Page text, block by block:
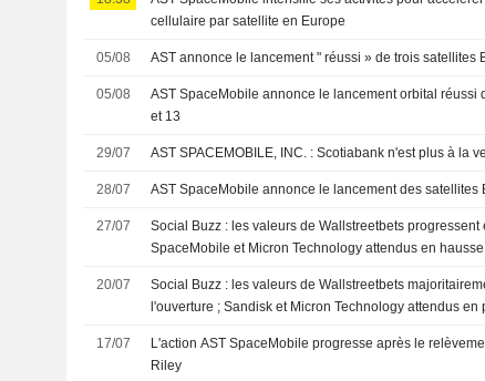
cellulaire par satellite en Europe
05/08 AST annonce le lancement " réussi » de trois satellites
05/08
AST SpaceMobile annonce le lancement orbital réussi
et 13
29/07 AST SPACEMOBILE, INC. : Scotiabank n'est plus à
28/07 AST SpaceMobile annonce le lancement des satellites
27/07
Social Buzz : les valeurs de Wallstreetbets
SpaceMobile et Micron Technology attendus en hausse
20/07
Social Buzz : les valeurs de Wallstreetbets
l'ouverture ; Sandisk et Micron Technology attendus en
17/07
L'action AST SpaceMobile progresse après le
Riley